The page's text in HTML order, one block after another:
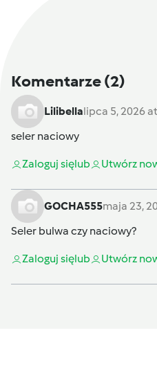
Komentarze(2)
Lilibellalipca 5, 2026
seler naciowy
Zaloguj sięlub Utwórz
GOCHA555maja 23,
Seler bulwa czy naciowy?
Zaloguj sięlub Utwórz